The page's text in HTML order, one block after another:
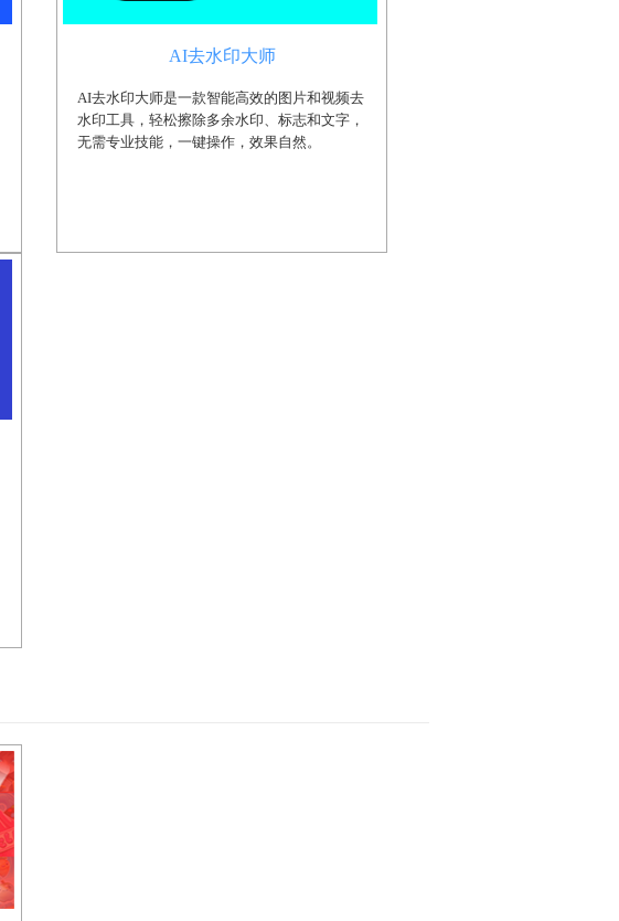
AI去水印大师
AI去水印大师是一款智能高效的图片和视频去
水印工具，轻松擦除多余水印、标志和文字，
无需专业技能，一键操作，效果自然。